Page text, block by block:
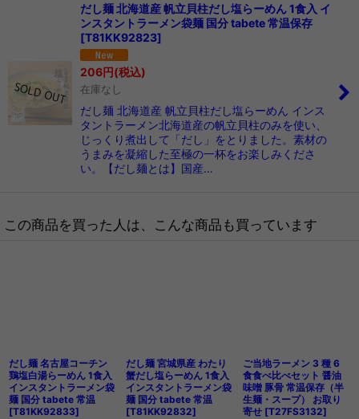
だし麺 北海道産 帆立貝柱だし塩らーめん 1食入 イ
ンスタントラーメン袋麺 国分 tabete 常温保存
[T81KK92823]
206円(税込)
在庫なし
だし麺 北海道産 帆立貝柱だし塩らーめん インス
タントラーメン北海道産の帆立貝柱のみを使い、
じっくり煮出して「だし」をとりました。素材の
うまみを凝縮した至極の一杯をお楽しみくださ
い。【だし麺とは】国産…
この商品を買った人は、こんな商品も買っています
だし麺 名古屋コーチン
鶏塩白湯らーめん 1食入
インスタントラーメン袋
麺 国分 tabete 常温
[T81KK92833]
だし麺 宮城県産 わたり
蟹だし塩らーめん 1食入
インスタントラーメン袋
麺 国分 tabete 常温
[T81KK92832]
ご当地ラーメン 3 種 6
食食べ比べセット 醤油
味噌 豚骨 常温保存（半
生麺・スープ） お取り
寄せ [T27FS3132]